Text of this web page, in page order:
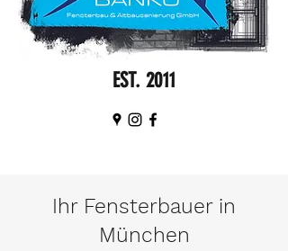
EST. 2011
Ihr Fensterbauer in
München